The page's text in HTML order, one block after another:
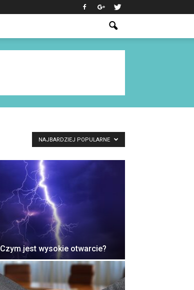
NAJBARDZIEJ POPULARNE
Czym jest wysokie otwarcie?